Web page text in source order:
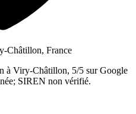
Châtillon, France
à Viry-Châtillon, 5/5 sur Google
SIREN non vérifié.